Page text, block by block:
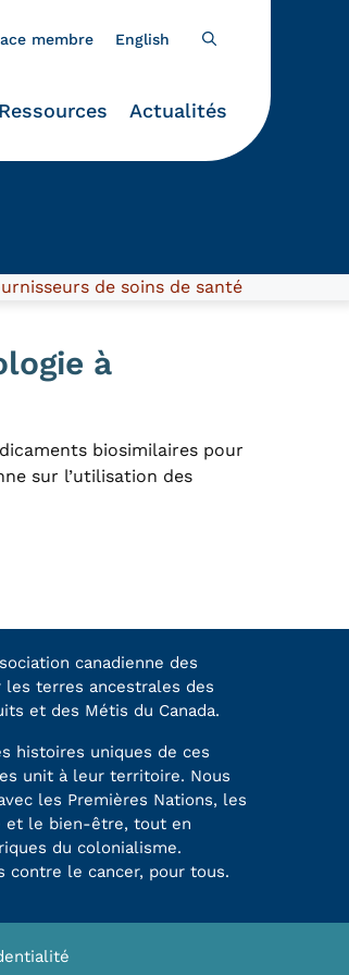
membre English
Ressources Actualités
de soins de santé
à
biosimilaires pour
sur l’utilisation des
canadienne des
les terres ancestrales des
et des Métis du Canada.
histoires uniques de ces
unit à leur territoire. Nous
les Premières Nations, les
et le bien-être, tout en
du colonialisme.
contre le cancer, pour tous.